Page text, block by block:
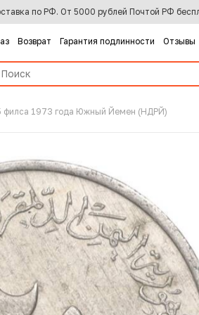
по РФ. От 5000 рублей Почтой РФ
Возврат Гарантия подлинности Отзывы
филса 1973 года Южный Йемен (НДРЙ)